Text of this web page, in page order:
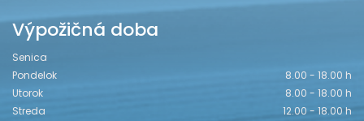
Výpožičná doba
Senica
Pondelok
8.00 - 18.00 h
Utorok
8.00 - 18.00 h
Streda
12.00 - 18.00 h